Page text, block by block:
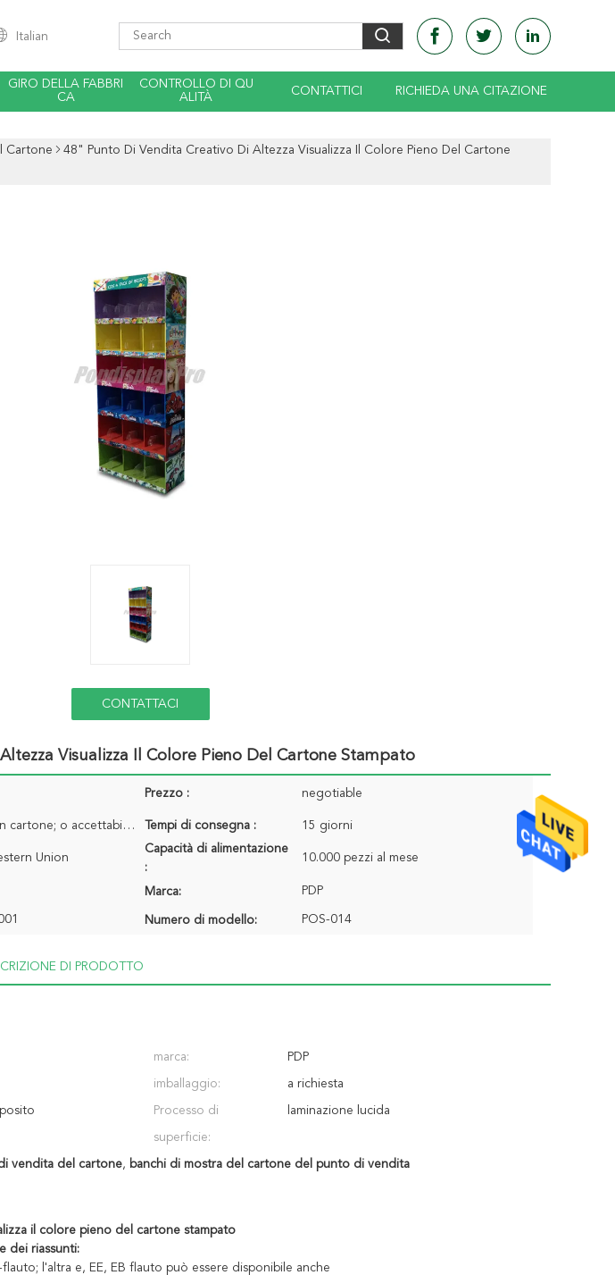
Italian
GIRO DELLA FABBRI
CA
CONTROLLO DI QU
ALITÀ
CONTATTICI RICHIEDA UNA CITAZIONE
Cartone
48" Punto Di Vendita Creativo Di Altezza Visualizza Il Colore Pieno Del Cartone
CONTATTACI
Visualizza Il Colore Pieno Del Cartone Stampato
Prezzo : negotiable
Piano imballato in cartone; o accettabile montato Tempi di consegna : 15 giorni
Union
Capacità di alimentazione
:
10.000 pezzi al mese
Marca: PDP
Numero di modello: POS-014
DI PRODOTTO
marca: PDP
imballaggio: a richiesta
Processo di
superficie:
laminazione lucida
vendita del cartone, banchi di mostra del cartone del punto di vendita
il colore pieno del cartone stampato
dei riassunti:
l'altra e, EE, EB flauto può essere disponibile anche